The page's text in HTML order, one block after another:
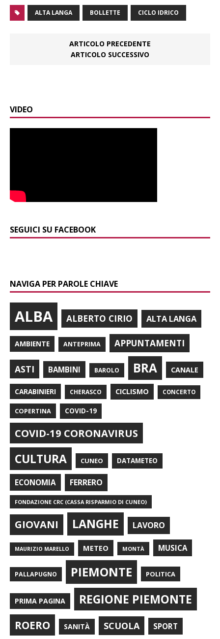
ALTA LANGA BOLLETTE CICLO IDRICO
ARTICOLO PRECEDENTE
ARTICOLO SUCCESSIVO
VIDEO
SEGUICI SU FACEBOOK
NAVIGA PER PAROLE CHIAVE
ALBA ALBERTO CIRIO ALTA LANGA
AMBIENTE ANTEPRIMA APPUNTAMENTI
ASTI BAMBINI BAROLO BRA CANALE
CARABINIERI CHERASCO CICLISMO CONCERTO
COPERTINA COVID-19
COVID-19 CORONAVIRUS
CULTURA CUNEO DATAMETEO
ECONOMIA FERRERO
FONDAZIONE CRC (CASSA RISPARMIO DI CUNEO)
GIOVANI LANGHE LAVORO
MAURIZIO MARELLO METEO MONTÀ MUSICA
PALLAPUGNO PIEMONTE POLITICA
PRIMA PAGINA REGIONE PIEMONTE
ROERO SANITÀ SCUOLA SPORT